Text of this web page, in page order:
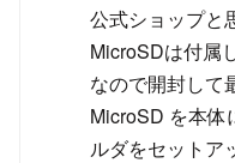
公式ショップと
MicroSDは付属
なので開封して
MicroSD を本体
ルダをセットア